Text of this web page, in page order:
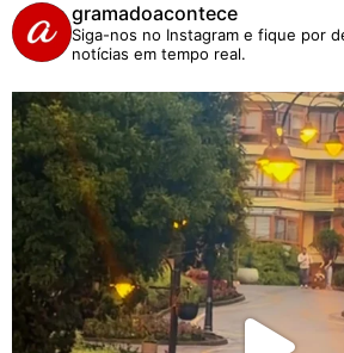
gramadoacontece
Siga-nos no Instagram e fique por
notícias em tempo real.